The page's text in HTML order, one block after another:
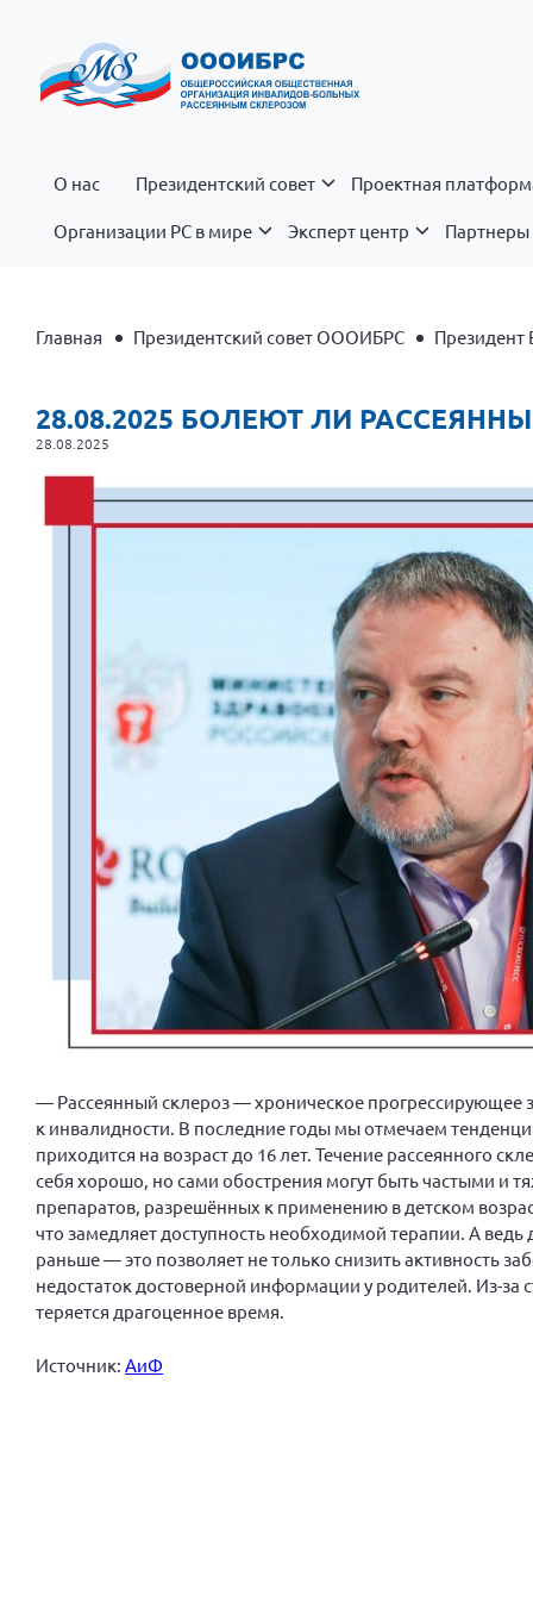
О нас Президентский совет Проектная
Организации РС в мире Эксперт центр
Главная Президентский совет ОООИБРС Президент
28.08.2025 БОЛЕЮТ ЛИ
28.08.2025
— Рассеянный склероз — хроническое прогрессирующее
к инвалидности. В последние годы мы отмечаем
приходится на возраст до 16 лет. Течение рассеянного
себя хорошо, но сами обострения могут быть частыми и
препаратов, разрешённых к применению в детском
что замедляет доступность необходимой терапии. А
раньше — это позволяет не только снизить активность
недостаток достоверной информации у родителей. Из-за
теряется драгоценное время.
Источник: АиФ